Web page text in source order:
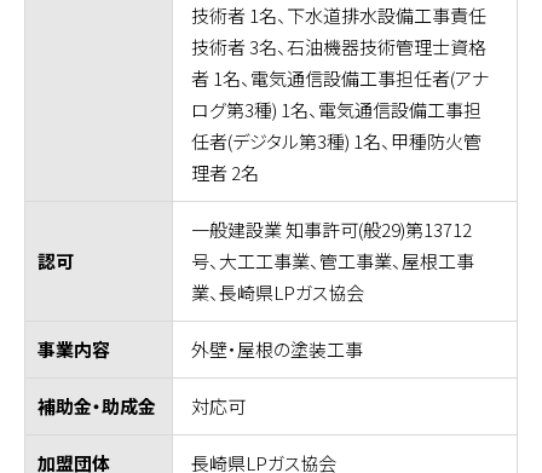
技術者 1名、下水道排水設備工事責任
技術者 3名、石油機器技術管理士資格
者 1名、電気通信設備工事担任者(アナ
ログ第3種) 1名、電気通信設備工事担
任者(デジタル第3種) 1名、甲種防火管
理者 2名
認可
一般建設業 知事許可(般29)第13712
号、大工工事業、管工事業、屋根工事
業、長崎県LPガス協会
事業内容 外壁・屋根の塗装工事
補助金・助成金 対応可
加盟団体 長崎県LPガス協会